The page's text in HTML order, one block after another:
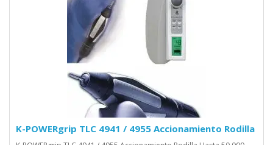
K-POWERgrip TLC 4941 / 4955 Accionamiento Rodilla